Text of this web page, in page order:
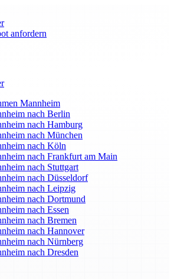
anfordern
Mannheim
nach Berlin
nach Hamburg
nach München
nach Köln
nach Frankfurt am Main
nach Stuttgart
nach Düsseldorf
nach Leipzig
nach Dortmund
nach Essen
nach Bremen
nach Hannover
nach Nürnberg
nach Dresden